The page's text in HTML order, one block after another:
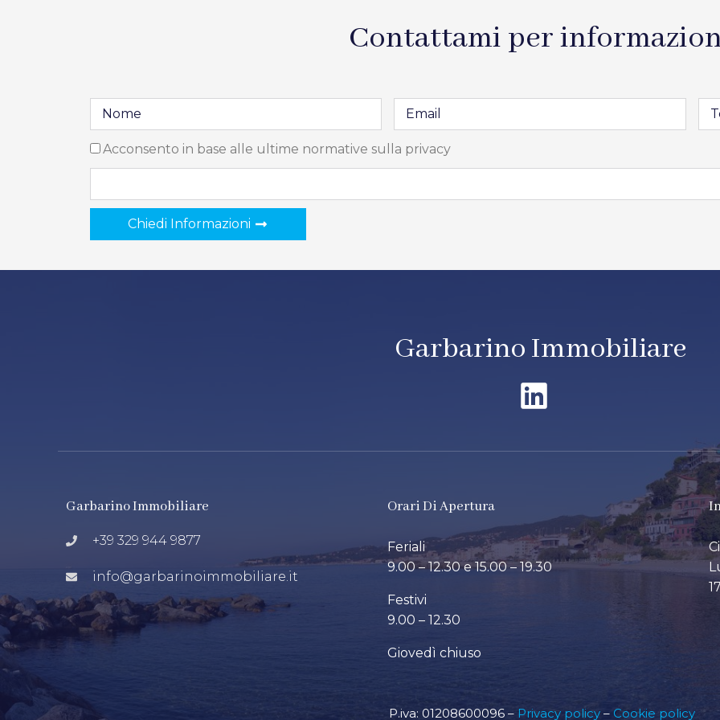
Contattami per
Acconsento in base alle ultime normative sulla privacy
Chiedi Informazioni
Garbarino Immobiliare
Garbarino Immobiliare
+39 329 944 9877
info@garbarinoimmobiliare.it
Orari Di Apertura
Feriali
9.00 – 12.30 e 15.00 – 19.30
Festivi
9.00 – 12.30
Giovedì chiuso
P.iva: 01208600096 –Privacy policy– Cookie policy